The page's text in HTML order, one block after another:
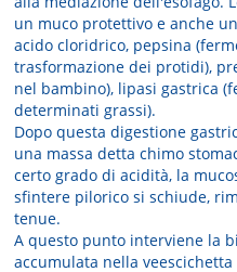
un muco protettivo e anche
acido cloridrico, pepsina
trasformazione dei protidi),
nel bambino), lipasi gastrica
determinati grassi).
Dopo questa digestione
una massa detta chimo
certo grado di acidità, la
sfintere pilorico si schiude,
tenue.
A questo punto interviene la
accumulata nella